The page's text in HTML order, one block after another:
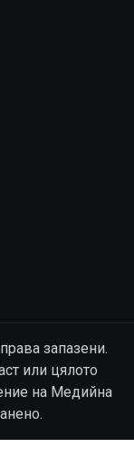
запазени.
или цялото
на Медийна